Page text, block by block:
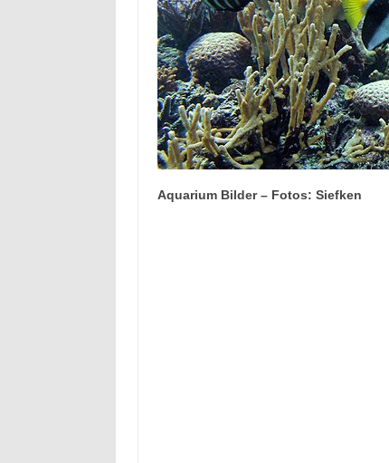
Aquarium Bilder – Fotos: Siefken